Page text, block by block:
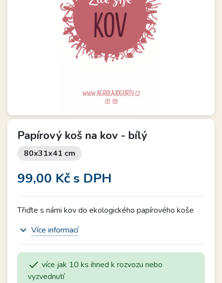
Papírový koš na kov - bílý
80x31x41 cm
99,00 Kčs DPH
Třiďte s námi kov do ekologického papírového koše
expand_more Více informací
 více jak 10 ks ihned k rozvozu nebo
vyzvednutí